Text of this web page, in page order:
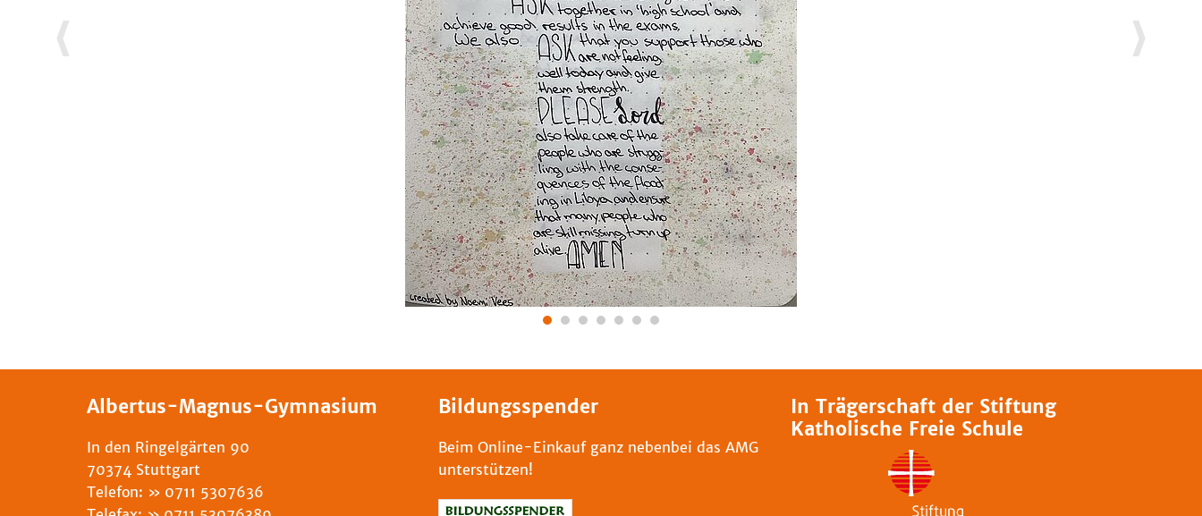
Albertus-Magnus-Gymnasium
In den Ringelgärten 90
70374 Stuttgart
Telefon:
0711 5307636
Bildungsspender
Beim Online-Einkauf ganz nebenbei das AMG
unterstützen!
In Trägerschaft der Stiftung
Katholische Freie Schule